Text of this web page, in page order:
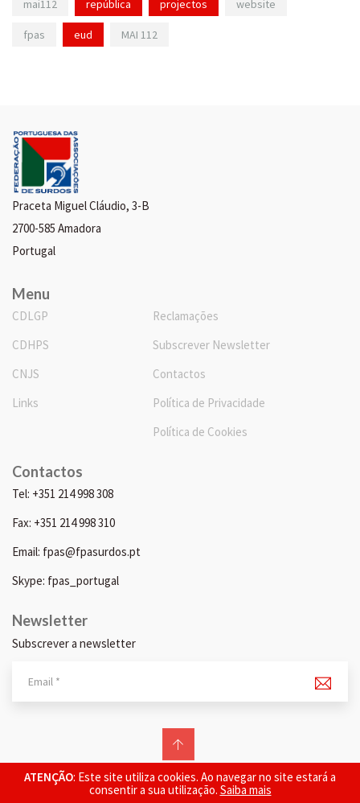
ATENÇÃO: Este site utiliza cookies. Ao navegar no site estará a
consentir a sua utilização. Saiba mais
mai112 república projectos website
fpas eud MAI 112
Praceta Miguel Cláudio, 3-B
2700-585 Amadora
Portugal
Menu
CDLGP
CDHPS
CNJS
Links
Reclamações
Subscrever Newsletter
Contactos
Política de Privacidade
Política de Cookies
Contactos
Tel: +351 214 998 308
Fax: +351 214 998 310
Email: fpas@fpasurdos.pt
Skype: fpas_portugal
Newsletter
Subscrever a newsletter
© 2026 FPAS. Todos os direitos reservados.